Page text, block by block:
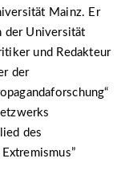
Mainz. Er
der Universität
und Redakteur
der
des